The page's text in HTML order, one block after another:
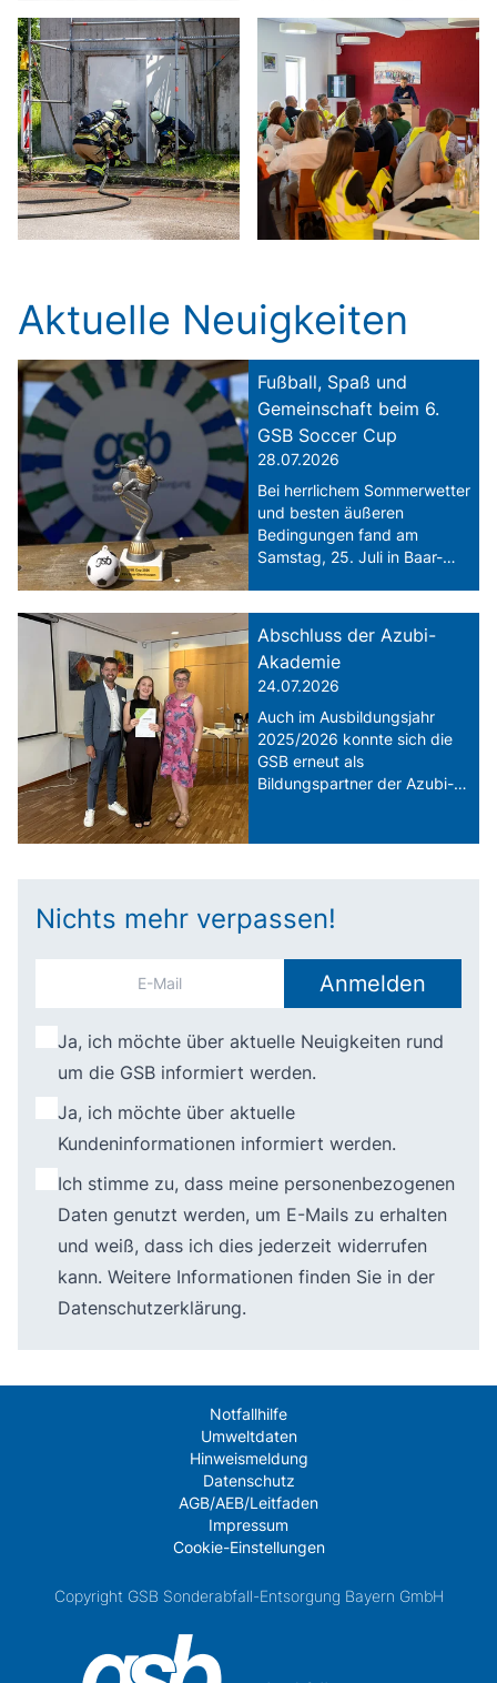
Aktuelle Neuigkeiten
Fußball, Spaß und
Gemeinschaft beim 6.
GSB Soccer Cup
28.07.2026
Bei herrlichem Sommerwetter
und besten äußeren
Bedingungen fand am
Samstag, 25. Juli in Baar-
Abschluss der Azubi-
Akademie
24.07.2026
Auch im Ausbildungsjahr
2025/2026 konnte sich die
GSB erneut als
Bildungspartner der Azubi-
Nichts mehr verpassen!
Anmelden
Ja, ich möchte über aktuelle Neuigkeiten rund
um die GSB informiert werden.
Ja, ich möchte über aktuelle
Kundeninformationen informiert werden.
Ich stimme zu, dass meine personenbezogenen
Daten genutzt werden, um E-Mails zu erhalten
und weiß, dass ich dies jederzeit widerrufen
kann. Weitere Informationen finden Sie in der
Datenschutzerklärung.
Notfallhilfe
Umweltdaten
Hinweismeldung
Datenschutz
AGB/AEB/Leitfaden
Impressum
Cookie-Einstellungen
Copyright GSB Sonderabfall-Entsorgung Bayern GmbH